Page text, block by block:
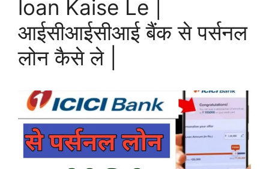
loan Kaise Le |
आईसीआईसीआई बैंक से पर्सनल
लोन कैसे ले |